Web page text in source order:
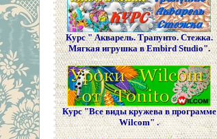
Курс " Акварель. Трапунто. Стежка.
Мягкая игрушка в Embird Studio".
Курс "Все виды кружева в программе
Wilcom" .